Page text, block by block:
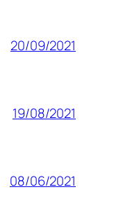
20/09/2021
19/08/2021
08/06/2021